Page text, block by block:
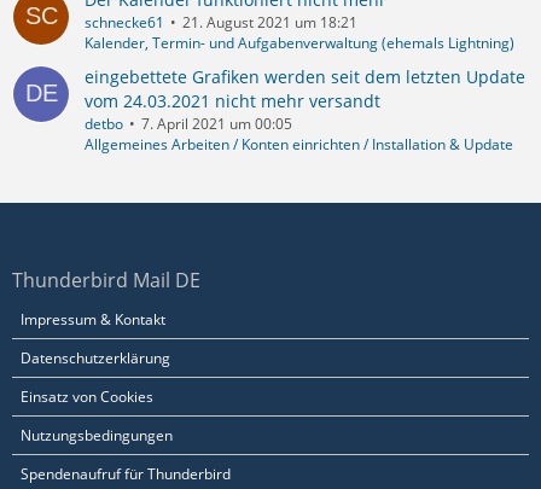
schnecke61
21. August 2021 um 18:21
Kalender, Termin- und Aufgabenverwaltung (ehemals Lightning)
eingebettete Grafiken werden seit dem letzten Update
vom 24.03.2021 nicht mehr versandt
detbo
7. April 2021 um 00:05
Allgemeines Arbeiten / Konten einrichten / Installation & Update
Thunderbird Mail DE
Impressum & Kontakt
Datenschutzerklärung
Einsatz von Cookies
Nutzungsbedingungen
Spendenaufruf für Thunderbird